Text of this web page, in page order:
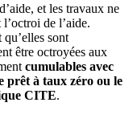
et les travaux ne
de l’aide.
sont
être octroyées aux
cumulables avec
prêt à taux zéro ou le
CITE.